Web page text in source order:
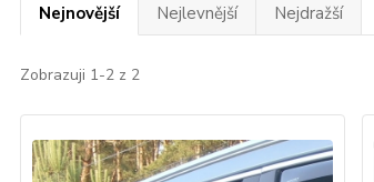
Nejnovější Nejlevnější Nejdražší
Zobrazuji 1-2 z 2